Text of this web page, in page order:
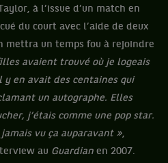
à l’issue d’un match en
du court avec l’aide de deux
mettra un temps fou à rejoindre
avaient trouvé où je logeais
y en avait des centaines qui
un autographe. Elles
j’étais comme une pop star.
vu ça auparavant »,
au Guardian en 2007.